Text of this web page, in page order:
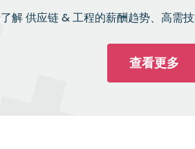
解 供应链 & 工程的薪酬趋势、高需
查看更多